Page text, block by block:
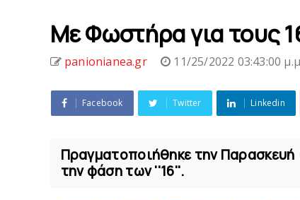
Με Φωστήρα για τους
panionianea.gr 11/25/2022 03:43:00
Facebook Twitter Linkedin
Πραγματοποιήθηκε την
την φάση των ''16''.